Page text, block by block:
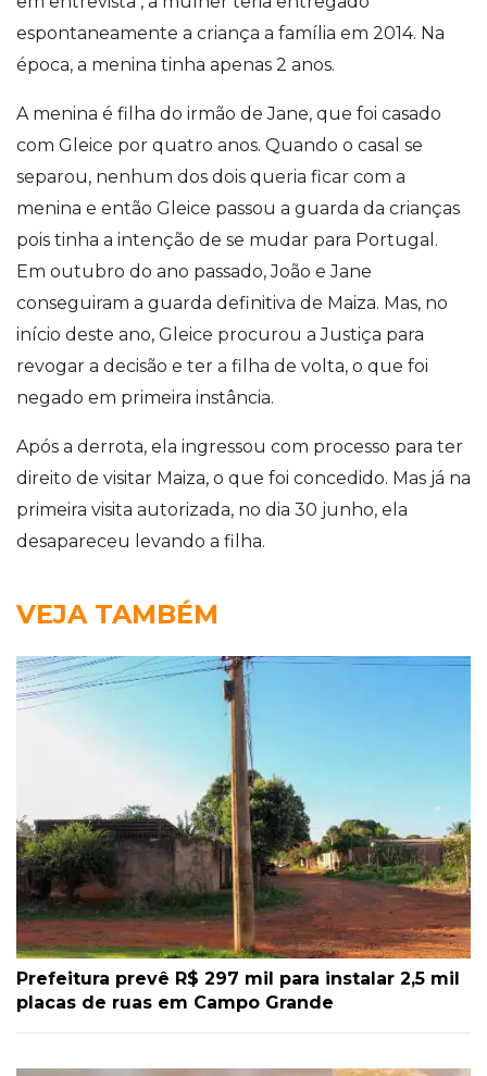
em entrevista , a mulher teria entregado
espontaneamente a criança a família em 2014. Na
época, a menina tinha apenas 2 anos.
A menina é filha do irmão de Jane, que foi casado
com Gleice por quatro anos. Quando o casal se
separou, nenhum dos dois queria ficar com a
menina e então Gleice passou a guarda da crianças
pois tinha a intenção de se mudar para Portugal.
Em outubro do ano passado, João e Jane
conseguiram a guarda definitiva de Maiza. Mas, no
início deste ano, Gleice procurou a Justiça para
revogar a decisão e ter a filha de volta, o que foi
negado em primeira instância.
Após a derrota, ela ingressou com processo para ter
direito de visitar Maiza, o que foi concedido. Mas já na
primeira visita autorizada, no dia 30 junho, ela
desapareceu levando a filha.
VEJA TAMBÉM
Prefeitura prevê R$ 297 mil para instalar 2,5 mil
placas de ruas em Campo Grande